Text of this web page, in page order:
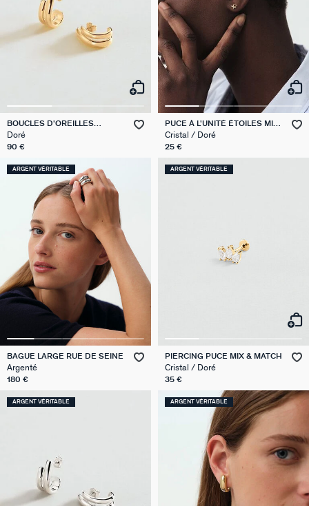
BOUCLES D'OREILLES
PENDANTES TRIJONC
Doré
90 €
PUCE À L'UNITÉ ÉTOILES MIX
& MATCH
Cristal / Doré
25 €
ARGENT VÉRITABLE
BAGUE LARGE RUE DE SEINE
Argenté
180 €
ARGENT VÉRITABLE
PIERCING PUCE MIX & MATCH
Cristal / Doré
35 €
ARGENT VÉRITABLE ARGENT VÉRITABLE